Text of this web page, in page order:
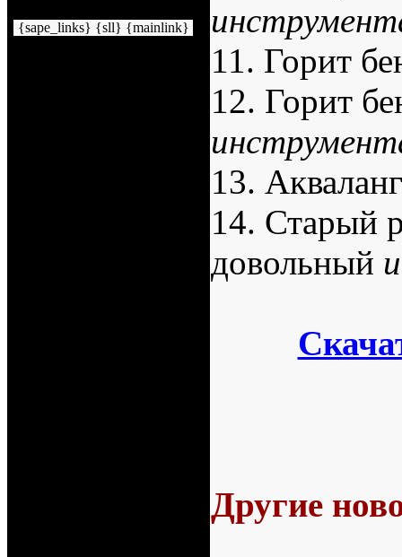
{sape_links} {sll} {mainlink}
11. Горит
12. Горит
13.
14. Старый
довольный
Другие